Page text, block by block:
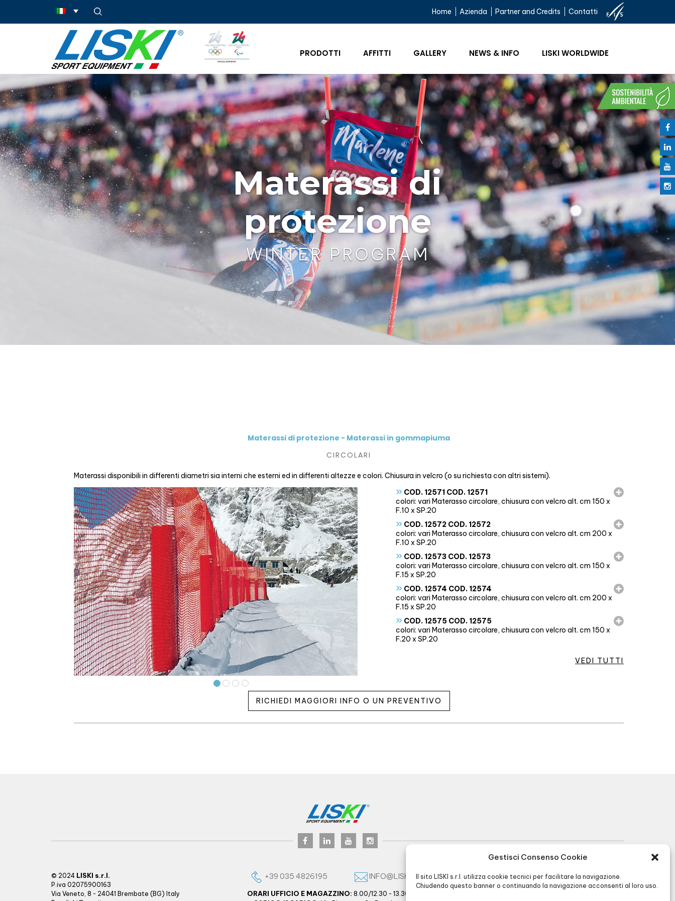
Gestisci Consenso Cookie
Il sito LISKI s.r.l. utilizza cookie tecnici per facilitare la navigazione.
Chiudendo questo banner o continuando la navigazione acconsenti al loro uso.
Home Azienda Partner and Credits Contatti
PRODOTTI AFFITTI GALLERY NEWS & INFO LISKI WORLDWIDE
Materassi di
protezione
WINTER PROGRAM
Materassi di protezione - Materassi in gommapiuma
CIRCOLARI
Materassi disponibili in differenti diametri sia interni che esterni ed in differenti altezze e colori. Chiusura in velcro (o su richiesta con altri sistemi).
» COD. 12571 COD. 12571
colori: vari Materasso circolare, chiusura con velcro alt. cm 150 x
F.10 x SP.20
» COD. 12572 COD. 12572
colori: vari Materasso circolare, chiusura con velcro alt. cm 200 x
F.10 x SP.20
» COD. 12573 COD. 12573
colori: vari Materasso circolare, chiusura con velcro alt. cm 150 x
F.15 x SP.20
» COD. 12574 COD. 12574
colori: vari Materasso circolare, chiusura con velcro alt. cm 200 x
F.15 x SP.20
» COD. 12575 COD. 12575
colori: vari Materasso circolare, chiusura con velcro alt. cm 150 x
F.20 x SP.20
VEDI TUTTI
RICHIEDI MAGGIORI INFO O UN PREVENTIVO
© 2024 LISKI s.r.l.
P.iva 02075900163
Via Veneto, 8 - 24041 Brembate (BG) Italy
+39 035 4826195 INFO@LISKI.IT
ORARI UFFICIO E MAGAZZINO: 8.00/12.30 - 13.30/17.30
R.I. BG 01566430128 - R.E.A. BG256591 -
Cap. Soc. € 90.000,00 -Privacy&Cookie